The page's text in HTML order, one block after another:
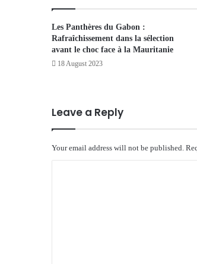
Les Panthères du Gabon :
Rafraîchissement dans la sélection
avant le choc face à la Mauritanie
18 August 2023
Leave a Reply
Your email address will not be published.